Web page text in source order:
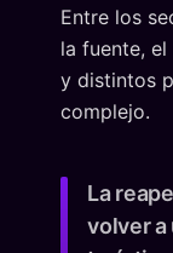
Entre los
la fuente, el
y distintos
complejo.
La
volver a